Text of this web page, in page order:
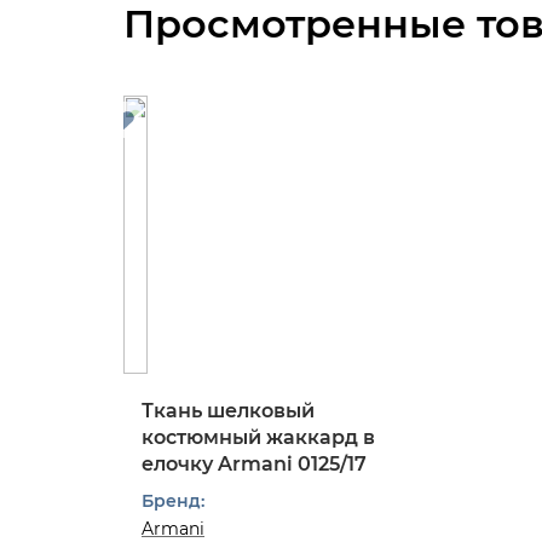
Просмотренные
Ткань шелковый
костюмный жаккард в
елочку Armani 0125/17
Бренд:
Armani